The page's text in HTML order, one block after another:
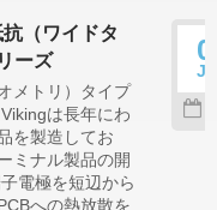
（ワイドタ
ーズ
メトリ）タイプ
は長年にわ
を製造してお
ミナル製品の開
電極を短辺から
への熱放散を